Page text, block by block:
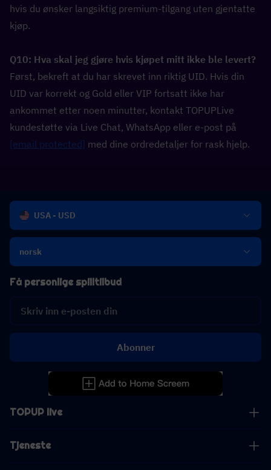
hvis du ønsker langsiktig premium-tilgang uten gjentatte
kjøp.
Q10: Hva skal jeg gjøre hvis kjøpet mitt ikke ble levert?
Først, bekreft at du har skrevet inn riktig UID. Hvis din
UID var korrekt og Gold eller VIP fortsatt ikke har
ankommet etter noen minutter, kontakt TOPUPLive
[email protected] med dine ordredetaljer for rask hjelp.
USA - USD
norsk
TOPUP live
Tjeneste
Få personlige spilltilbud
Abonner